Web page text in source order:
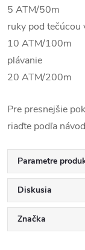
5 ATM/50m
ruky pod tečúcou
10 ATM/100m
plávanie
20 ATM/200m
Pre presnejšie
riaďte podľa
Parametre
Diskusia
Značka